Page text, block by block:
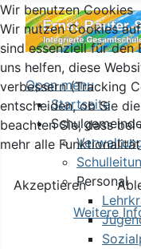
Open menu
Startseite
Personal
Wir benutzen Cookies
Wir nutzen Cookies
sind essenziell für den
uns helfen, diese
verbessern (Tracking
entscheiden, ob Sie
beachten Sie, dass
mehr alle
Akzeptieren
Weitere